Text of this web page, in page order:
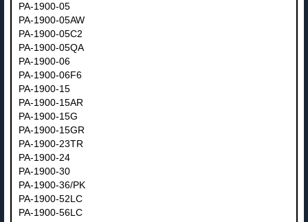
PA-1900-05
PA-1900-05AW
PA-1900-05C2
PA-1900-05QA
PA-1900-06
PA-1900-06F6
PA-1900-15
PA-1900-15AR
PA-1900-15G
PA-1900-15GR
PA-1900-23TR
PA-1900-24
PA-1900-30
PA-1900-36/PK
PA-1900-52LC
PA-1900-56LC